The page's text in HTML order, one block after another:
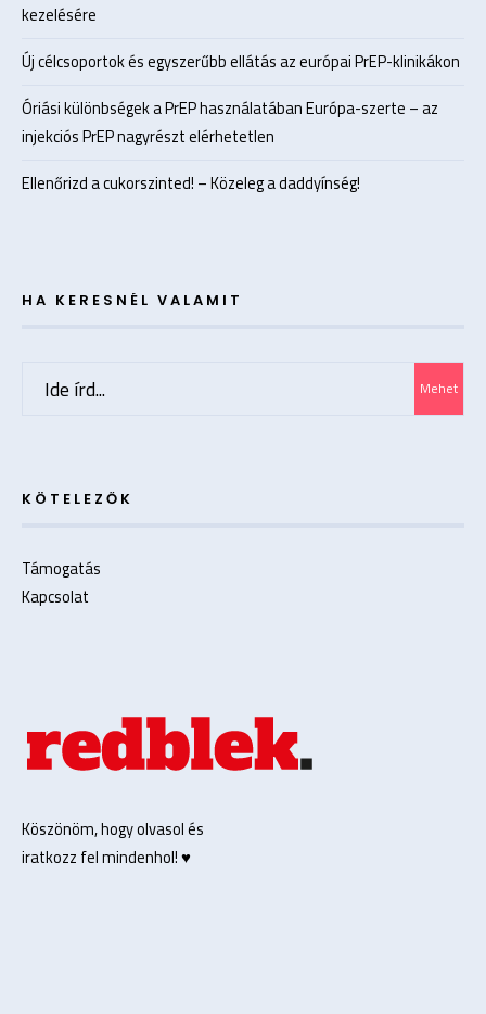
kezelésére
Új célcsoportok és egyszerűbb ellátás az európai PrEP-klinikákon
Óriási különbségek a PrEP használatában Európa-szerte – az
injekciós PrEP nagyrészt elérhetetlen
Ellenőrizd a cukorszinted! – Közeleg a daddyínség!
HA KERESNÉL VALAMIT
Mehet
KÖTELEZŐK
Támogatás
Kapcsolat
Köszönöm, hogy olvasol és
iratkozz fel mindenhol! ♥️